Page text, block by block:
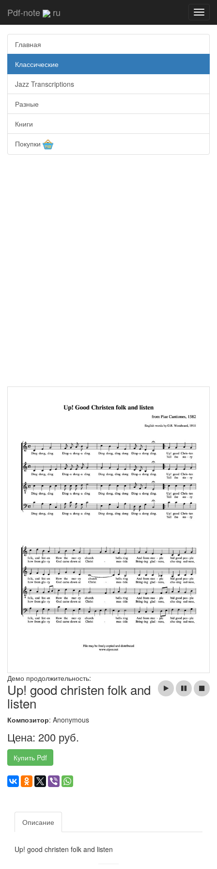
Pdf-note ru
Главная
Классические
Jazz Transcriptions
Разные
Книги
Покупки
Демо продолжительность:
Up! good christen folk and
listen
Композитор: Anonymous
Цена: 200 руб.
Купить Pdf
Описание
Up! good christen folk and listen